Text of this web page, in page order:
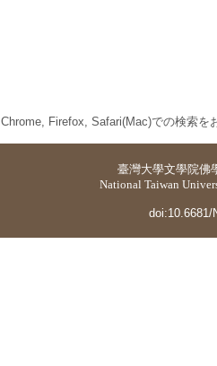
Chrome, Firefox, Safari(Mac)での検索を
臺灣大學文學院佛
National Taiwan
doi:10.6681/